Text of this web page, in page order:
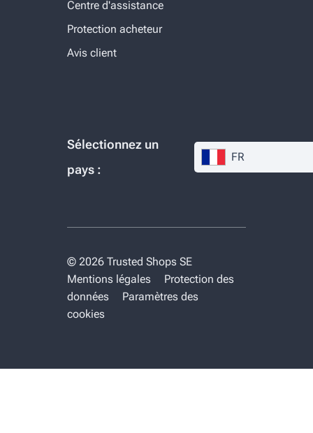
Centre d'assistance
Protection acheteur
Avis client
Sélectionnez un
pays :
FR
© 2026 Trusted Shops SE
Mentions légales
Protection des
données
Paramètres des
cookies